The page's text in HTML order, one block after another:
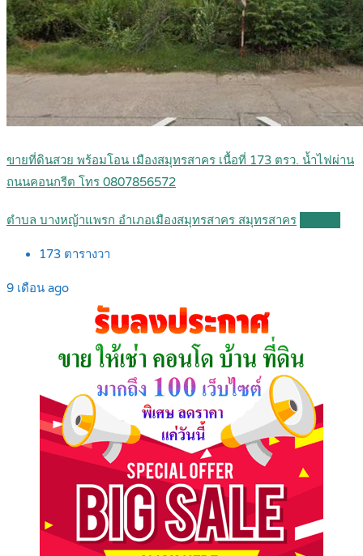
ขายที่ดินสวย พร้อมโอน เมืองสมุทรสาคร เนื้อที่ 173 ตรว. น้ำไฟผ่าน
ถนนคอนกรีต โทร 0807856572
ตำบล บางหญ้าแพรก อำเภอเมืองสมุทรสาคร สมุทรสาคร
173 ตารางวา
9 เดือน ago